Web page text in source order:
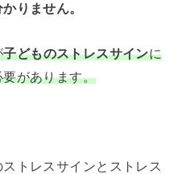
りません。
子どものストレスサインに
があります。
トレスサインとストレス